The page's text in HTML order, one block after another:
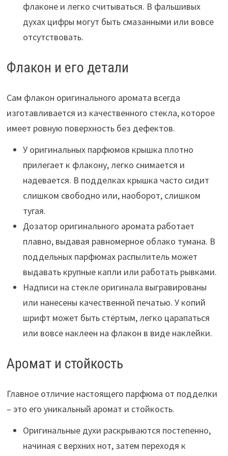
флаконе и легко считываться. В фальшивых
духах цифры могут быть смазанными или вовсе
отсутствовать.
Флакон и его детали
Сам флакон оригинального аромата всегда
изготавливается из качественного стекла, которое
имеет ровную поверхность без дефектов.
У оригинальных парфюмов крышка плотно
прилегает к флакону, легко снимается и
надевается. В подделках крышка часто сидит
слишком свободно или, наоборот, слишком
тугая.
Дозатор оригинального аромата работает
плавно, выдавая равномерное облако тумана. В
поддельных парфюмах распылитель может
выдавать крупные капли или работать рывками.
Надписи на стекле оригинала выгравированы
или нанесены качественной печатью. У копий
шрифт может быть стёртым, легко царапаться
или вовсе наклеен на флакон в виде наклейки.
Аромат и стойкость
Главное отличие настоящего парфюма от подделки
– это его уникальный аромат и стойкость.
Оригинальные духи раскрываются постепенно,
начиная с верхних нот, затем переходя к